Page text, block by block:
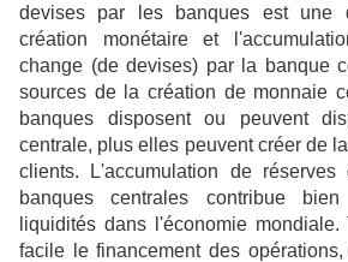
devises par les banques est une
création monétaire et
change (de devises) par la banque
sources de la création de monnaie
banques disposent ou peuvent
centrale, plus elles peuvent créer de
clients. L'accumulation de
banques centrales contribue
liquidités dans l'économie
facile le financement des